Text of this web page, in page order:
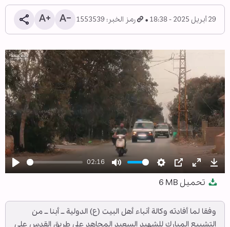
29 أبريل 2025 - 18:38 رمز الخبر: 1553539
Play
02:16
Mute Settings
PIP Enter
تحميل 6 MB
وفقا لما أفادته وكالة أنباء أهل البيت (ع) الدولية ــ أبنا ــ من
التشييع المبارك للشهيد السعيد المجاهد على طريق القدس علي